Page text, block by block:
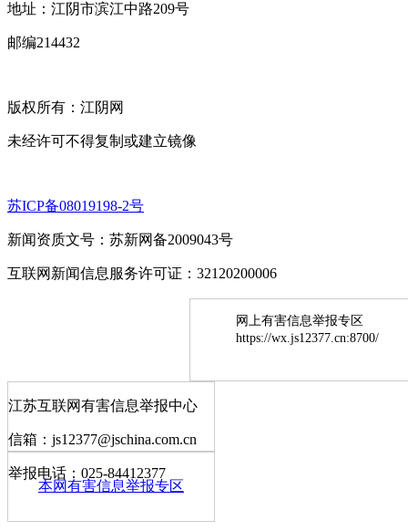
地址：江阴市滨江中路209号
邮编214432
版权所有：江阴网
未经许可不得复制或建立镜像
苏ICP备08019198-2号
新闻资质文号：苏新网备2009043号
互联网新闻信息服务许可证：32120200006
网上有害信息举报专区
https://wx.js12377.cn:8700/
江苏互联网有害信息举报中心
信箱：js12377@jschina.com.cn
举报电话：025-84412377
本网有害信息举报专区